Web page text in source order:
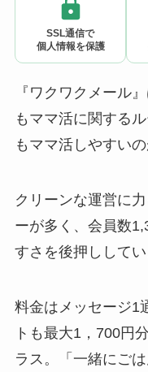
SSL通信で
個人情報を保護
『ワクワクメール
もママ活に関する
もママ活しやすいの
クリーンな運営に
ーが多く、会員数
すさを後押ししてい
料金はメッセージ1
トも最大1，700円
ラス。「一緒にご